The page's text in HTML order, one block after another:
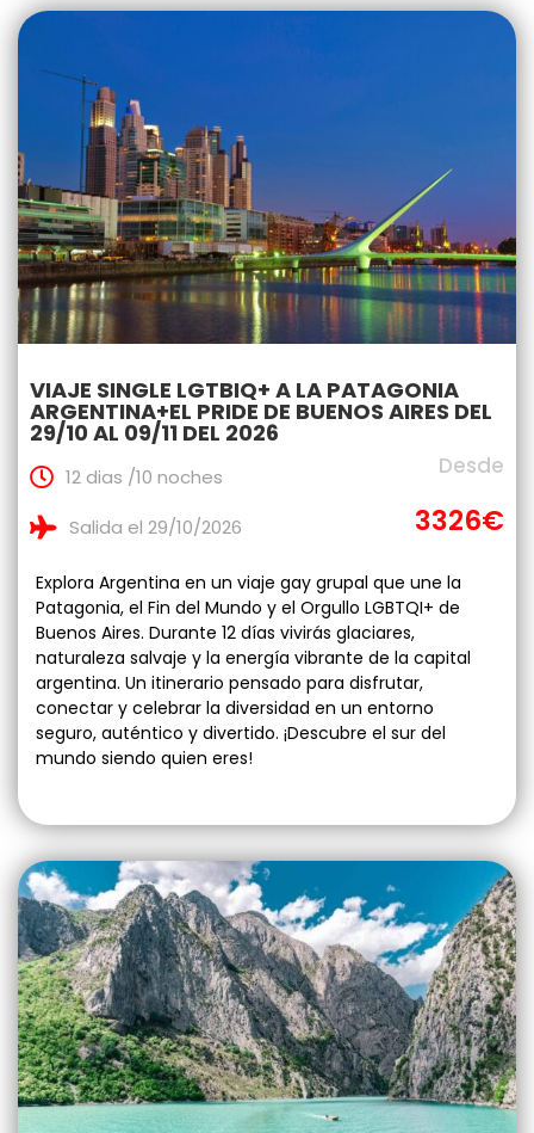
VIAJE SINGLE LGTBIQ+ A LA PATAGONIA
ARGENTINA+EL PRIDE DE BUENOS AIRES DEL
29/10 AL 09/11 DEL 2026
12 dias /10 noches
Salida el 29/10/2026
Desde
3326€
Explora Argentina en un viaje gay grupal que une la
Patagonia, el Fin del Mundo y el Orgullo LGBTQI+ de
Buenos Aires. Durante 12 días vivirás glaciares,
naturaleza salvaje y la energía vibrante de la capital
argentina. Un itinerario pensado para disfrutar,
conectar y celebrar la diversidad en un entorno
seguro, auténtico y divertido. ¡Descubre el sur del
mundo siendo quien eres!